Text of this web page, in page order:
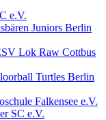
e.V.
Juniors Berlin
Lok Raw Cottbus
Turtles Berlin
Falkensee e.V.
SC e.V.